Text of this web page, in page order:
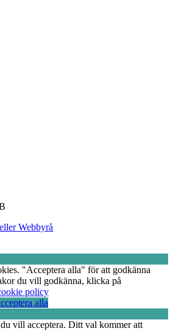
Webbyrå
"Acceptera alla" för att godkänna
du vill godkänna, klicka på
policy
alla
vill acceptera. Ditt val kommer att